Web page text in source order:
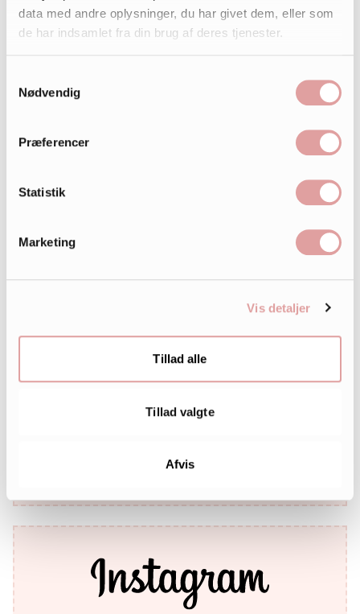
data med andre oplysninger, du har givet dem, eller som
de har indsamlet fra din brug af deres tjenester.
Nødvendig
Præferencer
Statistik
Marketing
Vis detaljer
Tillad alle
Tillad valgte
Afvis
LIKES